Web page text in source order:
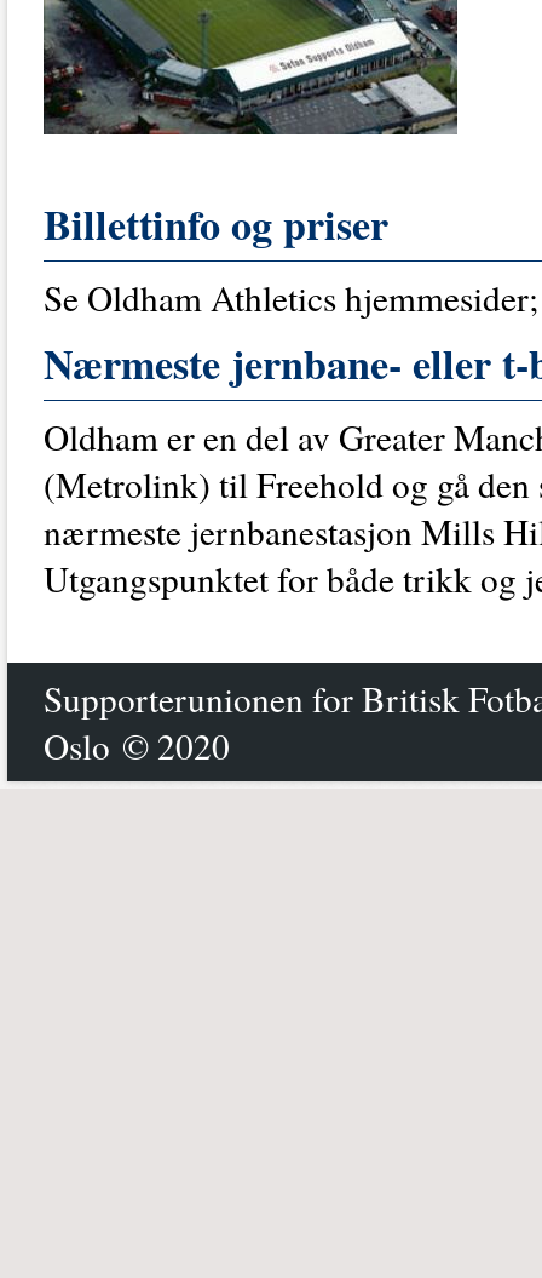
Billettinfo og priser
Se Oldham Athletics
Nærmeste jernbane- eller t-
Oldham er en del av Greater
(Metrolink) til Freehold og gå
nærmeste jernbanestasjon Mills
Utgangspunktet for både trikk og
Supporterunionen for Britisk
Oslo © 2020